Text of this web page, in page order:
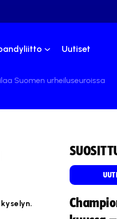
Uutiset
Suomen urheiluseuroissa